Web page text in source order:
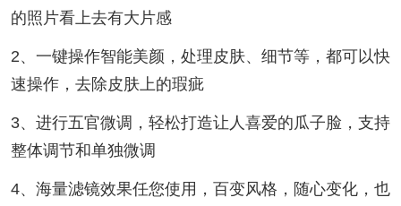
的照片看上去有大片感
2、一键操作智能美颜，处理皮肤、细节等，都可以快
速操作，去除皮肤上的瑕疵
3、进行五官微调，轻松打造让人喜爱的瓜子脸，支持
整体调节和单独微调
4、海量滤镜效果任您使用，百变风格，随心变化，也